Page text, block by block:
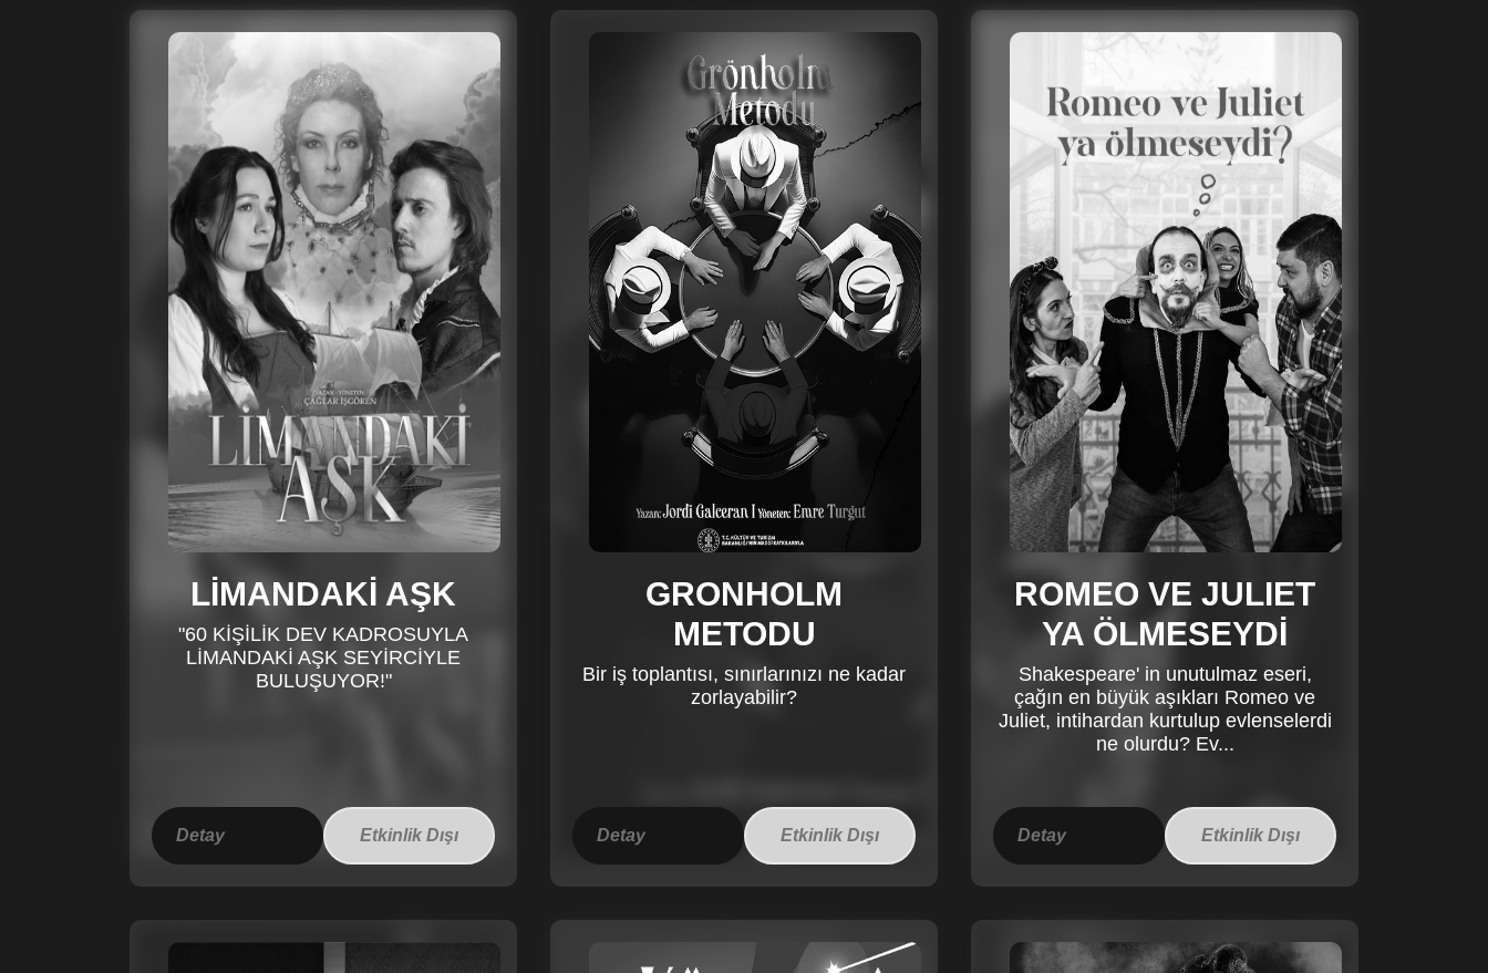
LİMANDAKİ AŞK
"60 KİŞİLİK DEV KADROSUYLA
LİMANDAKİ AŞK SEYİRCİYLE
BULUŞUYOR!"
Detay Etkinlik Dışı
GRONHOLM
METODU
Bir iş toplantısı, sınırlarınızı ne kadar
zorlayabilir?
Detay Etkinlik Dışı
ROMEO VE JULIET
YA ÖLMESEYDİ
Shakespeare' in unutulmaz eseri,
çağın en büyük aşıkları Romeo ve
Juliet, intihardan kurtulup evlenselerdi
ne olurdu? Ev...
Detay Etkinlik Dışı